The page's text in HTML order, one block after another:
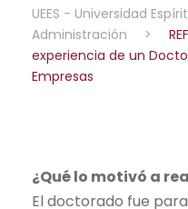
UEES - Universidad
Administración
>
experiencia de un
Empresas
¿Qué lo motivó a
El doctorado fue